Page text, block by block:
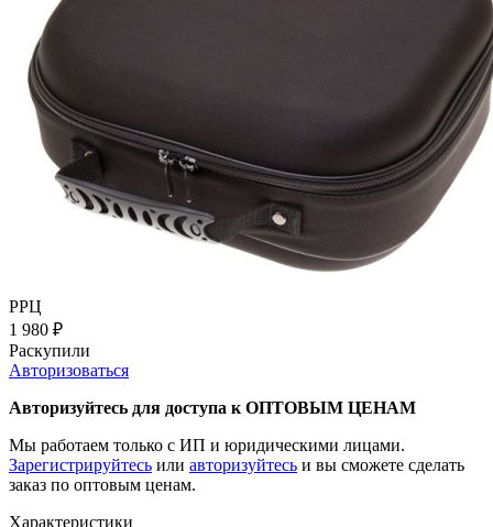
РРЦ
1 980 ₽
Раскупили
Авторизоваться
Авторизуйтесь для доступа к ОПТОВЫМ ЦЕНАМ
Мы работаем только с ИП и юридическими лицами.
Зарегистрируйтесь или авторизуйтесь и вы сможете сделать
заказ по оптовым ценам.
Характеристики